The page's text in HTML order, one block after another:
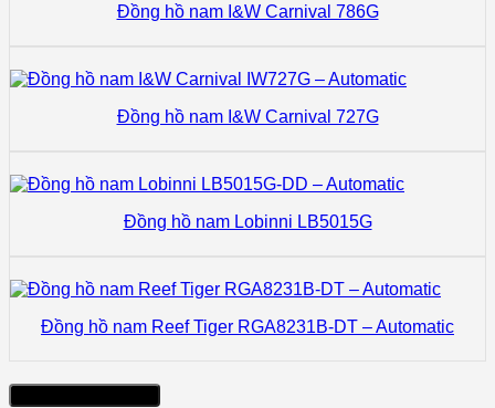
Đồng hồ nam I&W Carnival 786G
Đồng hồ nam I&W Carnival 727G
Đồng hồ nam Lobinni LB5015G
Đồng hồ nam Reef Tiger RGA8231B-DT – Automatic